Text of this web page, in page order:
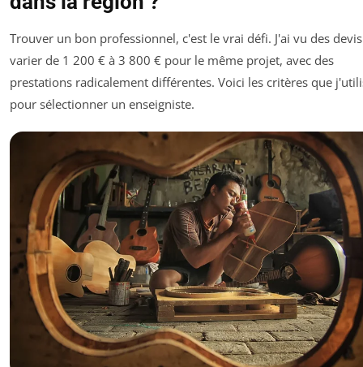
Trouver un bon professionnel, c'est le vrai défi. J'ai vu des devis
varier de 1 200 € à 3 800 € pour le même projet, avec des
prestations radicalement différentes. Voici les critères que
pour sélectionner un enseigniste.